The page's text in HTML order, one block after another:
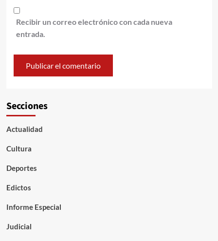
Recibir un correo electrónico con cada nueva
entrada.
Secciones
Actualidad
Cultura
Deportes
Edictos
Informe Especial
Judicial